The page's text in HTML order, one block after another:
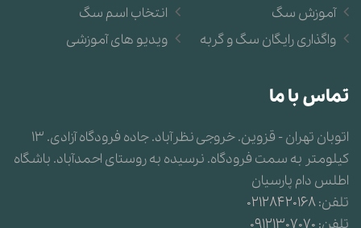
انتخاب اسم سگ
ویدیو های آموزشی
آموزش سگ
واگذاری رایگان سگ و گربه
تماس با ما
اتوبان تهران - قزوین. خروجی نظرآباد. جاده فرودگاه آزادی. 13
کیلومتر به سمت فرودگاه. نرسیده به روستای احمدآباد. باشگاه
اطلس دام پارسیان
تلفن:02128420168
تلفن: 09121307070